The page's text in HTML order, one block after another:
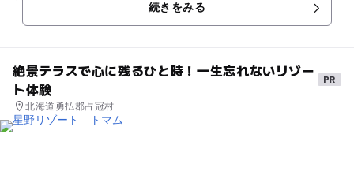
なので子どもは遊びやすく、楽しんでいましたが、白い水着が
続きをみる
絶景テラスで心に残るひと時！一生忘れないリゾー
ト体験
北海道勇払郡占冠村